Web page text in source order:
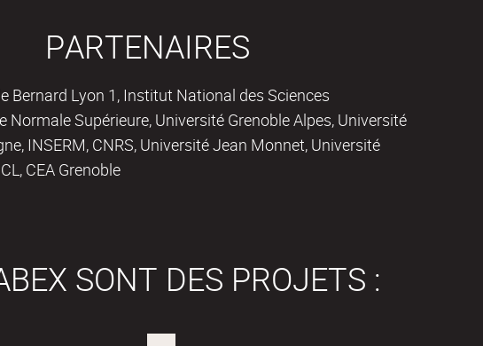
PARTENAIRES
Bernard Lyon 1, Institut National des Sciences
Normale Supérieure, Université Grenoble Alpes, Université
INSERM, CNRS, Université Jean Monnet, Université
CEA Grenoble
SONT DES PROJETS :